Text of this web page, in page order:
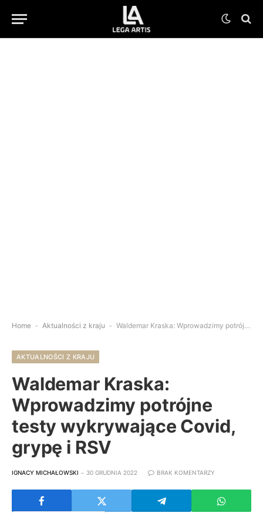
Home - Aktualności z kraju - Waldemar Kraska: Wprowadzimy potrójne testy wykrywające Covid, grypę i RSV
AKTUALNOŚCI Z KRAJU
Waldemar Kraska:
Wprowadzimy potrójne
testy wykrywające Covid,
grypę i RSV
IGNACY MICHAŁOWSKI 30 GRUDNIA 2022 BRAK KOMENTARZY